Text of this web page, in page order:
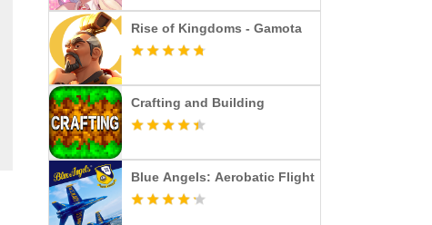
Rise of Kingdoms - Gamota
Crafting and Building
Blue Angels: Aerobatic Flight